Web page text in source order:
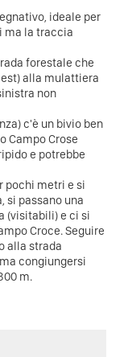
ideale per
ma la traccia
forestale che
alla mulattiera
non
c'è un bivio ben
Campo Crose
e potrebbe
pochi metri e si
si passano una
(visitabili) e ci si
Croce. Seguire
alla strada
congiungersi
m.